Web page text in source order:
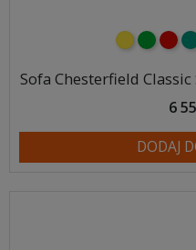
żółtyzielony
Sofa Chesterfield Classic
6
DODAJ